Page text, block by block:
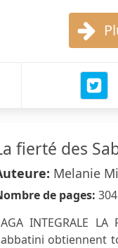
fierté des
Melanie
de pages: 304
INTEGRALE
obtiennent